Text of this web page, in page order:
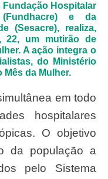
e da
(Sesacre), realiza,
22, um mutirão de
A ação integra o
do Ministério
Mês da Mulher.
hospitalares
O objetivo
da população a
pelo Sistema